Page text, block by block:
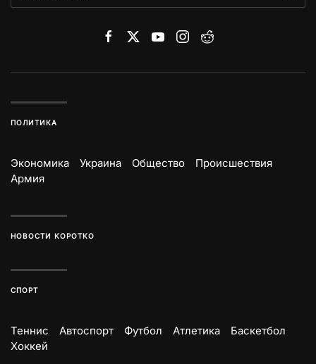
ПОЛИТИКА
Экономика Украина Общество
Происшествия
Армия
НОВОСТИ КОРОТКО
СПОРТ
Теннис Автоспорт Футбол Атлетика
Баскетбол
Хоккей